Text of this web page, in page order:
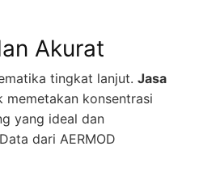
Akurat
tingkat lanjut. Jasa
memetakan konsentrasi
yang ideal dan
dari AERMOD